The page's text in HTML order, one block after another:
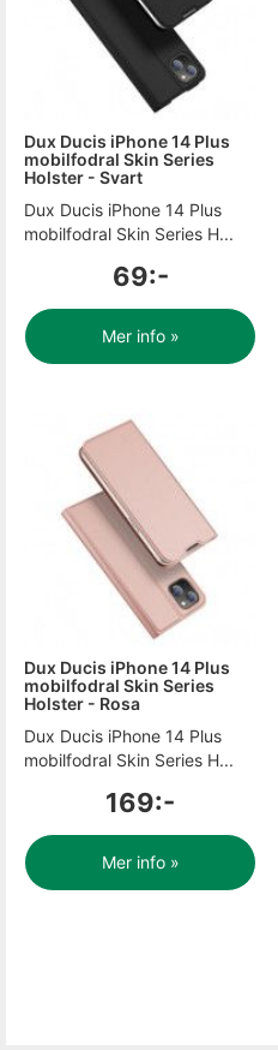
Dux Ducis iPhone 14 Plus
mobilfodral Skin Series
Holster - Svart
Dux Ducis iPhone 14 Plus
mobilfodral Skin Series H...
69:-
Mer info »
Dux Ducis iPhone 14 Plus
mobilfodral Skin Series
Holster - Rosa
Dux Ducis iPhone 14 Plus
mobilfodral Skin Series H...
169:-
Mer info »